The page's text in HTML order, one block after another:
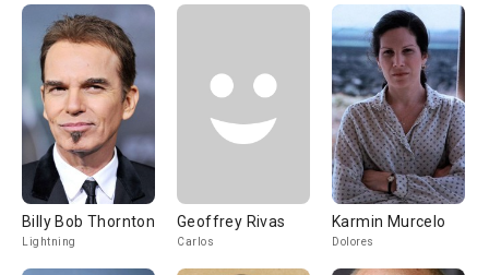
Billy Bob Thornton
Lightning
Geoffrey Rivas
Carlos
Karmin Murcelo
Dolores